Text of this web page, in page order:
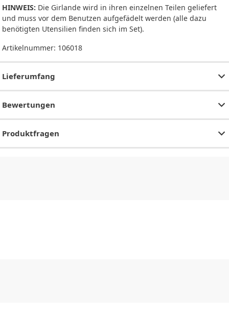
HINWEIS: Die Girlande wird in ihren einzelnen Teilen geliefert
und muss vor dem Benutzen aufgefädelt werden (alle dazu
benötigten Utensilien finden sich im Set).
Artikelnummer: 106018
Lieferumfang
Bewertungen
Produktfragen